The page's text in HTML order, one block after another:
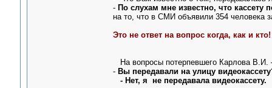
- По слухам мне известно, что кассету
на то, что в СМИ объявили 354 человека
Это не ответ на вопрос когда, как и кто!
На вопросы потерпевшего Карлова
- Вы передавали на улицу
- Нет, я не передавала видеокассету.